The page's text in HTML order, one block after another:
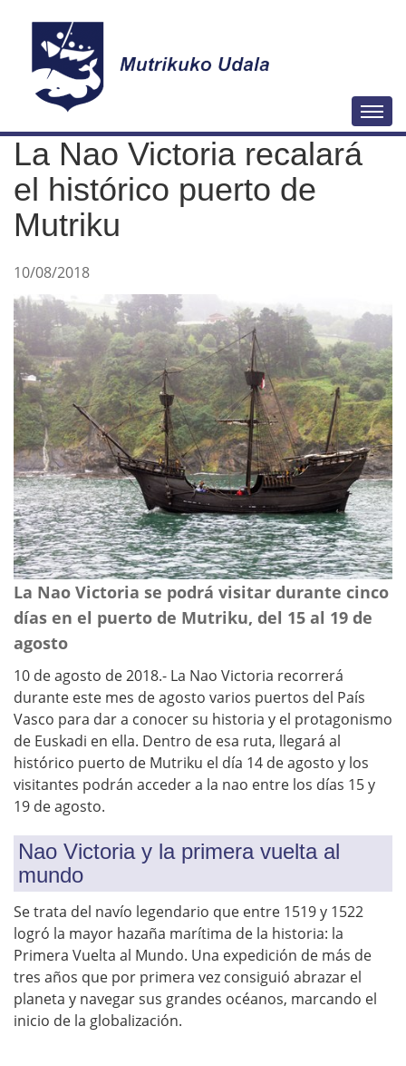
a
La Nao Victoria recalará
el histórico puerto de
Mutriku
10/08/2018
La Nao Victoria se podrá visitar durante cinco
días en el puerto de Mutriku, del 15 al 19 de
agosto
10 de agosto de 2018.- La Nao Victoria recorrerá
durante este mes de agosto varios puertos del País
Vasco para dar a conocer su historia y el protagonismo
de Euskadi en ella. Dentro de esa ruta, llegará al
histórico puerto de Mutriku el día 14 de agosto y los
visitantes podrán acceder a la nao entre los días 15 y
19 de agosto.
Nao Victoria y la primera vuelta al
mundo
Se trata del navío legendario que entre 1519 y 1522
logró la mayor hazaña marítima de la historia: la
Primera Vuelta al Mundo. Una expedición de más de
tres años que por primera vez consiguió abrazar el
planeta y navegar sus grandes océanos, marcando el
inicio de la globalización.